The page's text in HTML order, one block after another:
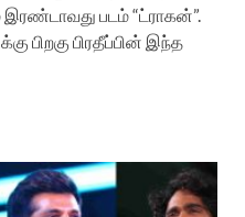
படம் “ட்ராகன்”.
பிறகு பிரதீப்பின் இந்த